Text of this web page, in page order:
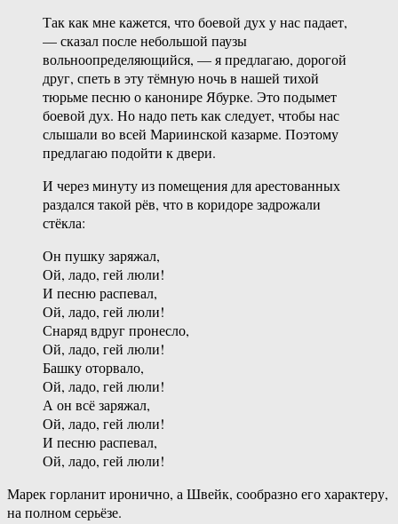
Так как мне кажется, что боевой дух у нас падает,
— сказал после небольшой паузы
вольноопределяющийся, — я предлагаю, дорогой
друг, спеть в эту тёмную ночь в нашей тихой
тюрьме песню о канонире Ябурке. Это подымет
боевой дух. Но надо петь как следует, чтобы нас
слышали во всей Мариинской казарме. Поэтому
предлагаю подойти к двери.
И через минуту из помещения для арестованных
раздался такой рёв, что в коридоре задрожали
стёкла:
Он пушку заряжал,
Ой, ладо, гей люли!
И песню распевал,
Ой, ладо, гей люли!
Снаряд вдруг пронесло,
Ой, ладо, гей люли!
Башку оторвало,
Ой, ладо, гей люли!
А он всё заряжал,
Ой, ладо, гей люли!
И песню распевал,
Ой, ладо, гей люли!
Марек горланит иронично, а Швейк, сообразно его характеру,
на полном серьёзе.